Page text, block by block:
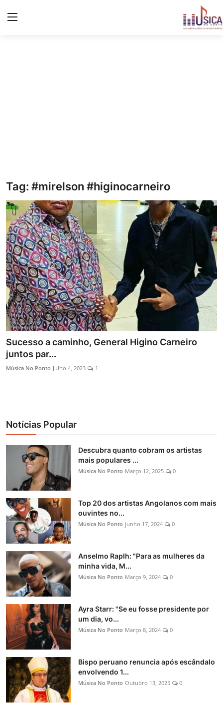
Letras de músicas/Frases
Galeria
Entrevistas
Mundo
Tag: #mirelson #higinocarneiro
Sucesso a caminho, General Higino Carneiro
juntos par...
Música No Ponto Julho 4, 2023 1
Notícias Popular
Descubra quanto cobram os artistas
mais populares ...
Música No Ponto Março 12, 2025 0
Top 20 dos artistas Angolanos com mais
ouvintes no...
Música No Ponto junho 17, 2024 0
Anselmo Raplh: "Para as mulheres da
minha vida, M...
Música No Ponto Março 9, 2024 0
Ayra Starr: "Se eu fosse presidente por
um dia, vo...
Música No Ponto Março 8, 2024 0
Bispo peruano renuncia após escândalo
envolvendo 1...
Música No Ponto Outubro 13, 2025 0